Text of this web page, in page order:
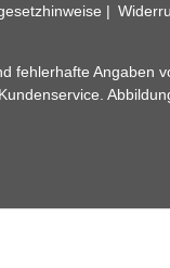
fehlerhafte